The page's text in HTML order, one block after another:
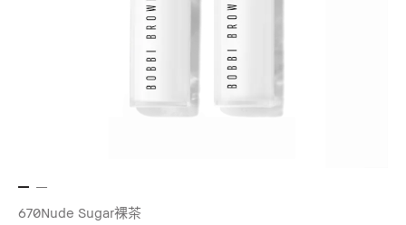
670Nude Sugar裸茶